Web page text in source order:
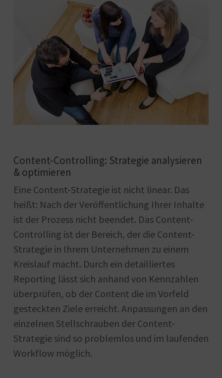
Content-Controlling: Strategie analysieren
& optimieren
Eine Content-Strategie ist nicht linear. Das
heißt: Nach der Veröffentlichung Ihrer Inhalte
ist der Prozess nicht beendet. Das Content-
Controlling ist der Bereich, der die Content-
Strategie in Ihrem Unternehmen zu einem
Kreislauf macht. Durch ein detailliertes
Reporting lässt sich anhand von Kennzahlen
überprüfen, ob der Content die im Vorfeld
gesteckten Ziele erreicht. Anpassungen an den
einzelnen Stellschrauben der Content-
Strategie sind so problemlos und im laufenden
Workflow möglich.